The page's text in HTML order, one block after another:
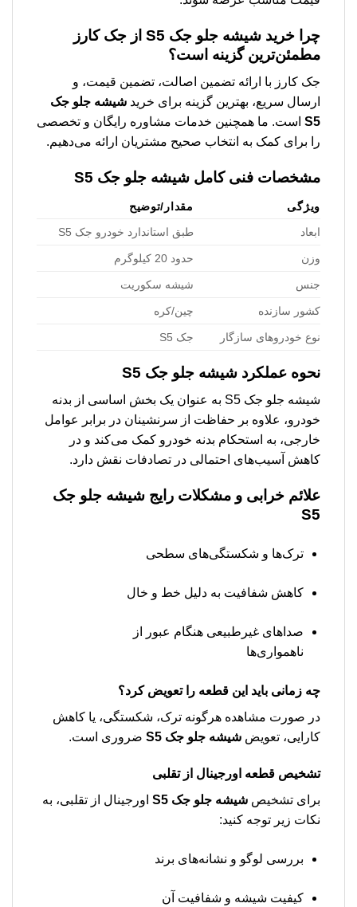
چرا خرید شیشه جلو جک S5
از جک کارز
مطمئن‌ترین گزینه است؟
جک کارز با ارائه تضمین اصالت، تضمین قیمت، و
ارسال سریع، بهترین گزینه برای خرید شیشه جلو جک
S5 است. ما همچنین خدمات مشاوره رایگان و تخصصی
را برای کمک به انتخاب صحیح مشتریان ارائه می‌دهیم.
مشخصات فنی کامل شیشه جلو جک S5
ویژگی
مقدار/توضیح
ابعاد
طبق استاندارد خودرو جک S5
وزن حدود 20 کیلوگرم
جنس شیشه سکوریت
کشور سازنده چین/کره
نوع خودروهای سازگار جک S5
نحوه عملکرد شیشه جلو جک S5
شیشه جلو جک S5 به عنوان یک بخش اساسی از بدنه
خودرو، علاوه بر حفاظت از سرنشینان در برابر عوامل
خارجی، به استحکام بدنه خودرو کمک می‌کند و در
کاهش آسیب‌های احتمالی در تصادفات نقش دارد.
علائم خرابی و مشکلات رایج شیشه جلو جک
S5
ترک‌ها و شکستگی‌های سطحی
کاهش شفافیت به دلیل خط و خال
صداهای غیرطبیعی هنگام عبور از
ناهمواری‌ها
چه زمانی باید این قطعه را تعویض کرد؟
در صورت مشاهده هرگونه ترک، شکستگی، یا کاهش
کارایی، تعویض شیشه جلو جک S5 ضروری است.
تشخیص قطعه اورجینال از تقلبی
برای تشخیص شیشه جلو جک S5
اورجینال از تقلبی، به
نکات زیر توجه کنید:
بررسی لوگو و نشانه‌های برند
کیفیت شیشه و شفافیت آن